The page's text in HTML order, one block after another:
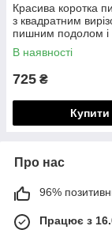
Красива коротка
з квадратним
пишним подолом і
"ліхтариками"
В наявності
725 ₴
Купити
Про нас
96%
Працює з